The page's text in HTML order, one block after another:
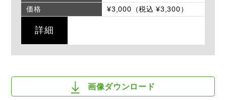
価格
¥3,000（税込 ¥3,300）
詳細
画像ダウンロード